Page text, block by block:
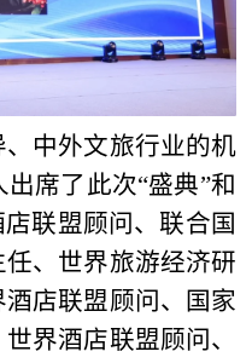
中外文旅行业的机
席了此次“盛典”和
联盟顾问、联合国
、世界旅游经济研
店联盟顾问、国家
界酒店联盟顾问、